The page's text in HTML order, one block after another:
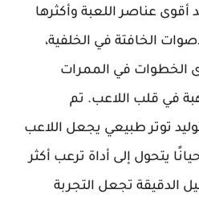
أقوى عناصر اللعبة وأكثرها
الخافتة في الخلفية،
الخطوات في الممرات
في قلب اللاعب. تم
توتر طبيعي يجعل اللاعب
يتحول إلى أداة ترعب أكثر
الدقيقة تجعل التجربة